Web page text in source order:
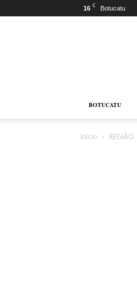
16 C Botucatu
BOTUCATU
Início REGIÃO